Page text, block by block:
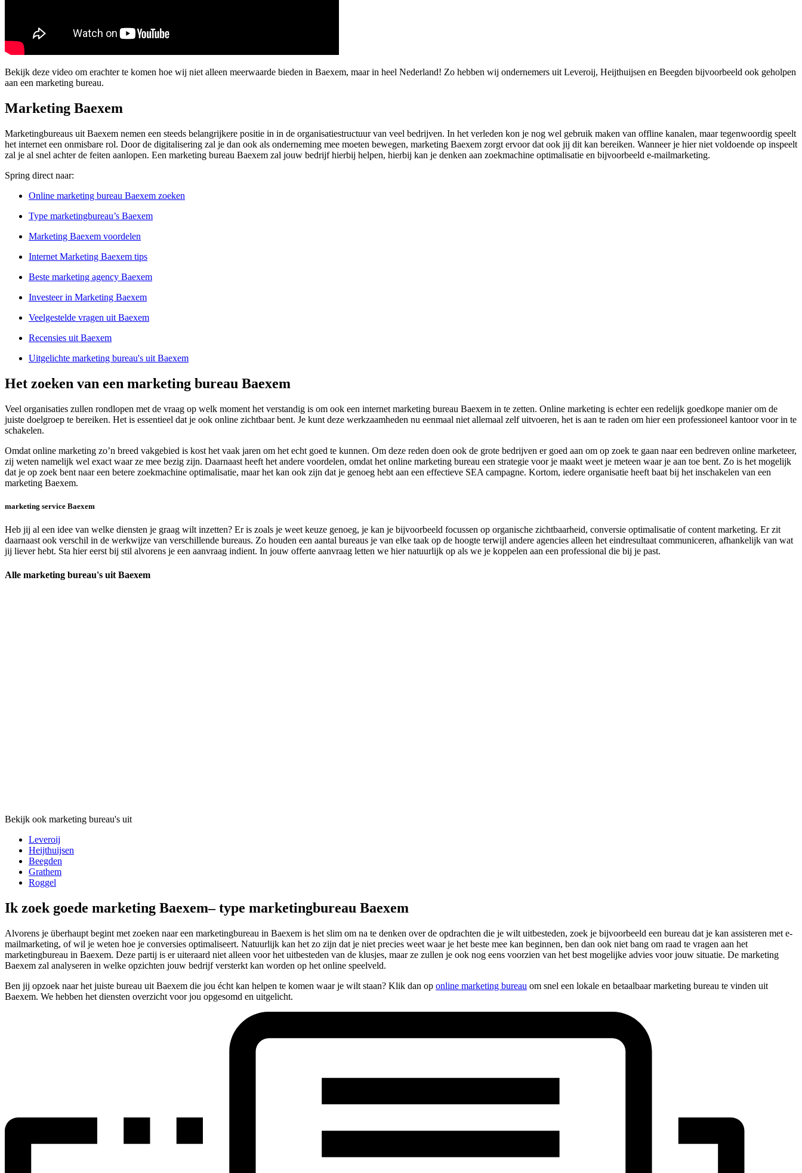
Bekijk deze video om erachter te komen hoe wij niet alleen meerwaarde bieden in Baexem, maar in heel Nederland! Zo hebben wij ondernemers uit Leveroij, Heijthuijsen en Beegden bijvoorbeeld ook geholpen
aan een marketing bureau.
Marketing Baexem
Marketingbureaus uit Baexem nemen een steeds belangrijkere positie in in de organisatiestructuur van veel bedrijven. In het verleden kon je nog wel gebruik maken van offline kanalen, maar tegenwoordig speelt
het internet een onmisbare rol. Door de digitalisering zal je dan ook als onderneming mee moeten bewegen, marketing Baexem zorgt ervoor dat ook jij dit kan bereiken. Wanneer je hier niet voldoende op inspeelt
zal je al snel achter de feiten aanlopen. Een marketing bureau Baexem zal jouw bedrijf hierbij helpen, hierbij kan je denken aan zoekmachine optimalisatie en bijvoorbeeld e-mailmarketing.
Spring direct naar:
Online marketing bureau Baexem zoeken
Type marketingbureau’s Baexem
Marketing Baexem voordelen
Internet Marketing Baexem tips
Beste marketing agency Baexem
Investeer in Marketing Baexem
Veelgestelde vragen uit Baexem
Recensies uit Baexem
Uitgelichte marketing bureau's uit Baexem
Het zoeken van een marketing bureau Baexem
Veel organisaties zullen rondlopen met de vraag op welk moment het verstandig is om ook een internet marketing bureau Baexem in te zetten. Online marketing is echter een redelijk goedkope manier om de
juiste doelgroep te bereiken. Het is essentieel dat je ook online zichtbaar bent. Je kunt deze werkzaamheden nu eenmaal niet allemaal zelf uitvoeren, het is aan te raden om hier een professioneel kantoor voor in te
schakelen.
Omdat online marketing zo’n breed vakgebied is kost het vaak jaren om het echt goed te kunnen. Om deze reden doen ook de grote bedrijven er goed aan om op zoek te gaan naar een bedreven online marketeer,
zij weten namelijk wel exact waar ze mee bezig zijn. Daarnaast heeft het andere voordelen, omdat het online marketing bureau een strategie voor je maakt weet je meteen waar je aan toe bent. Zo is het mogelijk
dat je op zoek bent naar een betere zoekmachine optimalisatie, maar het kan ook zijn dat je genoeg hebt aan een effectieve SEA campagne. Kortom, iedere organisatie heeft baat bij het inschakelen van een
marketing Baexem.
marketing service Baexem
Heb jij al een idee van welke diensten je graag wilt inzetten? Er is zoals je weet keuze genoeg, je kan je bijvoorbeeld focussen op organische zichtbaarheid, conversie optimalisatie of content marketing. Er zit
daarnaast ook verschil in de werkwijze van verschillende bureaus. Zo houden een aantal bureaus je van elke taak op de hoogte terwijl andere agencies alleen het eindresultaat communiceren, afhankelijk van wat
jij liever hebt. Sta hier eerst bij stil alvorens je een aanvraag indient. In jouw offerte aanvraag letten we hier natuurlijk op als we je koppelen aan een professional die bij je past.
Alle marketing bureau's uit Baexem
Bekijk ook marketing bureau's uit
Leveroij
Heijthuijsen
Beegden
Grathem
Roggel
Ik zoek goede marketing Baexem– type marketingbureau Baexem
Alvorens je überhaupt begint met zoeken naar een marketingbureau in Baexem is het slim om na te denken over de opdrachten die je wilt uitbesteden, zoek je bijvoorbeeld een bureau dat je kan assisteren met e-
mailmarketing, of wil je weten hoe je conversies optimaliseert. Natuurlijk kan het zo zijn dat je niet precies weet waar je het beste mee kan beginnen, ben dan ook niet bang om raad te vragen aan het
marketingbureau in Baexem. Deze partij is er uiteraard niet alleen voor het uitbesteden van de klusjes, maar ze zullen je ook nog eens voorzien van het best mogelijke advies voor jouw situatie. De marketing
Baexem zal analyseren in welke opzichten jouw bedrijf versterkt kan worden op het online speelveld.
Ben jij opzoek naar het juiste bureau uit Baexem die jou écht kan helpen te komen waar je wilt staan? Klik dan op online marketing bureau om snel een lokale en betaalbaar marketing bureau te vinden uit
Baexem. We hebben het diensten overzicht voor jou opgesomd en uitgelicht.